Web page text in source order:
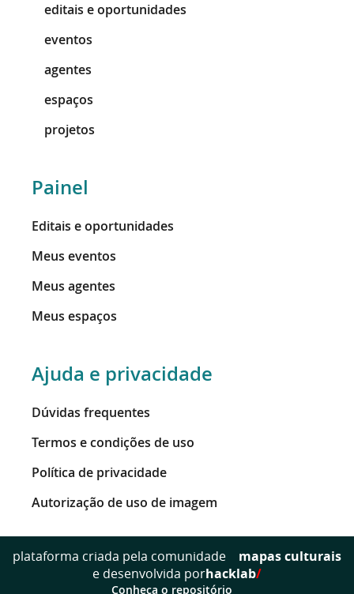
editais e oportunidades
eventos
agentes
espaços
projetos
Painel
Editais e oportunidades
Meus eventos
Meus agentes
Meus espaços
Ajuda e privacidade
Dúvidas frequentes
Termos e condições de uso
Política de privacidade
Autorização de uso de imagem
plataforma criada pela comunidade
mapas culturais
e desenvolvida porhacklab/
Conheça o repositório